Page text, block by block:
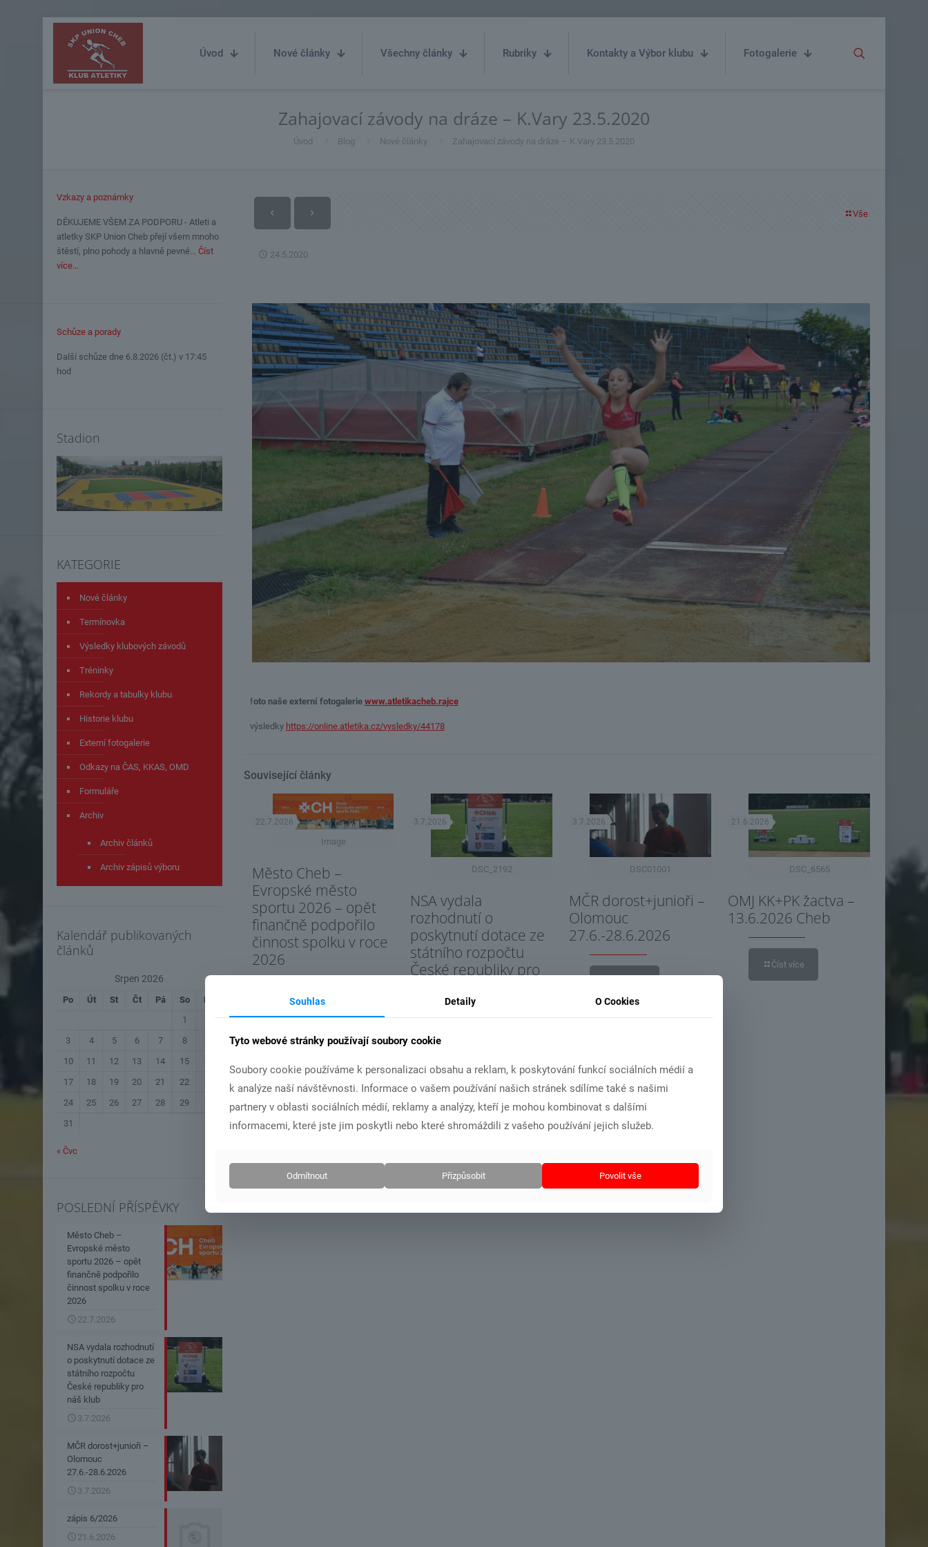
Úvod Nové články Všechny články Rubriky Kontakty a Výbor klubu Fotogalerie
Zahajovací závody na dráze – K.Vary 23.5.2020
Úvod Blog Nové články Zahajovací závody na dráze – K.Vary 23.5.2020
Vše
24.5.2020
foto naše externí fotogalerie www.atletikacheb.rajce
výsledky https://online.atletika.cz/vysledky/44178
Související články
Image
22.7.2026
Město Cheb –
Evropské město
sportu 2026 – opět
finančně podpořilo
činnost spolku v roce
2026
Číst více
DSC_2192
3.7.2026
NSA vydala
rozhodnutí o
poskytnutí dotace ze
státního rozpočtu
České republiky pro
DSC01001
3.7.2026
MČR dorost+junioři –
Olomouc
27.6.-28.6.2026
DSC_6565
21.6.2026
OMJ KK+PK žactva –
13.6.2026 Cheb
Číst více
Vzkazy a poznámky
DĚKUJEME VŠEM ZA PODPORU - Atleti a
atletky SKP Union Cheb přejí všem mnoho
štěstí, plno pohody a hlavně pevné… Číst
více…
Schůze a porady
Další schůze dne 6.8.2026 (čt.) v 17:45
hod
Stadion
KATEGORIE
Nové články
Termínovka
Výsledky klubových závodů
Tréninky
Rekordy a tabulky klubu
Historie klubu
Externí fotogalerie
Odkazy na ČAS, KKAS, OMD
Formuláře
Archiv
Archiv článků
Archiv zápisů výboru
Kalendář publikovaných
článků
Srpen 2026
Po Út St Čt Pá So
Ne
1
3
4 5 6 7 8
10
11 12 13 14 15
17
18 19 20 21 22
24
25 26 27 28 29
31
« Čvc
POSLEDNÍ PŘÍSPĚVKY
Město Cheb –
Evropské město
sportu 2026 – opět
finančně podpořilo
činnost spolku v roce
2026
22.7.2026
NSA vydala rozhodnutí
o poskytnutí dotace ze
státního rozpočtu
České republiky pro
náš klub
3.7.2026
MČR dorost+junioři –
Olomouc
27.6.-28.6.2026
3.7.2026
zápis 6/2026
21.6.2026
Souhlas Detaily O Cookies
Tyto webové stránky používají soubory cookie
Soubory cookie používáme k personalizaci obsahu a reklam, k poskytování funkcí sociálních médií a
k analýze naší návštěvnosti. Informace o vašem používání našich stránek sdílíme také s našimi
partnery v oblasti sociálních médií, reklamy a analýzy, kteří je mohou kombinovat s dalšími
informacemi, které jste jim poskytli nebo které shromáždili z vašeho používání jejich služeb.
Odmítnout Přizpůsobit Povolit vše